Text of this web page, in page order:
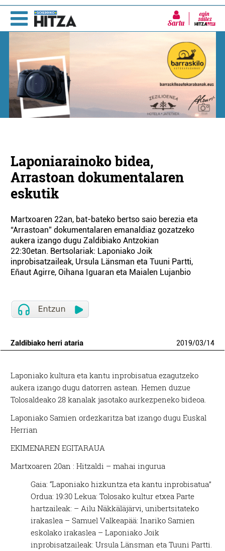
Sartu
Laponiarainoko bidea,
Arrastoan dokumentalaren
eskutik
Martxoaren 22an, bat-bateko bertso saio berezia eta
“Arrastoan” dokumentalaren emanaldiaz gozatzeko
aukera izango dugu Zaldibiako Antzokian
22:30etan. Bertsolariak: Laponiako Joik
inprobisatzaileak, Ursula Länsman eta Tuuni Partti,
Eñaut Agirre, Oihana Iguaran eta Maialen Lujanbio
Zaldibiako herri ataria 2019/03/14
Laponiako kultura eta kantu inprobisatua ezagutzeko
aukera izango dugu datorren astean. Hemen duzue
Tolosaldeako 28 kanalak jasotako aurkezpeneko bideoa.
Laponiako Samien ordezkaritza bat izango dugu Euskal
Herrian
EKIMENAREN EGITARAUA
Martxoaren 20an : Hitzaldi – mahai ingurua
Gaia: “Laponiako hizkuntza eta kantu inprobisatua”
Ordua: 19:30 Lekua: Tolosako kultur etxea Parte
hartzaileak: – Ailu Näkkäläjärvi, unibertsitateko
irakaslea – Samuel Valkeapää: Inariko Samien
eskolako irakaslea – Laponiako Joik
inprobisatzaileak: Ursula Länsman eta Tuuni Partti.